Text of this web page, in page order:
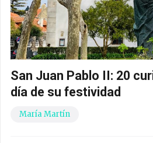
San Juan Pablo II: 20
día de su festividad
María Martín